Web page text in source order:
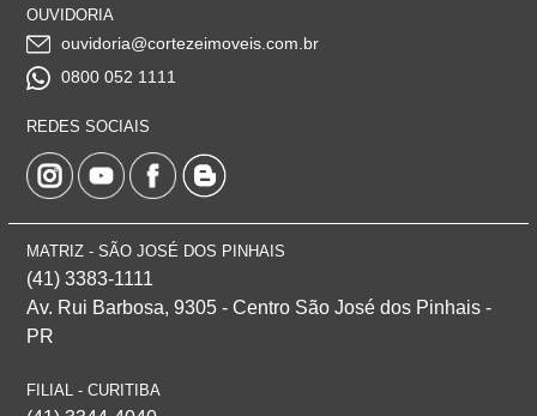
OUVIDORIA
ouvidoria@cortezeimoveis.com.br
0800 052 1111
REDES SOCIAIS
MATRIZ - SÃO JOSÉ DOS PINHAIS
(41) 3383-1111
Av. Rui Barbosa, 9305 - Centro São José dos Pinhais -
PR
FILIAL - CURITIBA